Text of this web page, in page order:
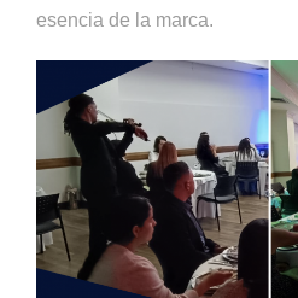
esencia de la marca.